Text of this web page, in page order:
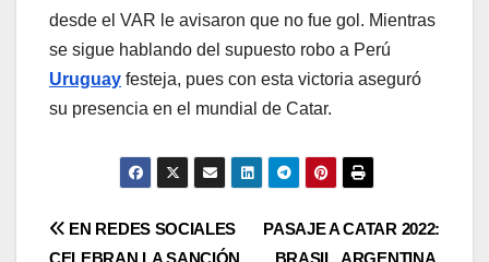
desde el VAR le avisaron que no fue gol. Mientras
se sigue hablando del supuesto robo a Perú
Uruguay festeja, pues con esta victoria aseguró
su presencia en el mundial de Catar.
PASAJE A CATAR 2022:
BRASIL, ARGENTINA,
EN REDES SOCIALES
CELEBRAN LA SANCIÓN